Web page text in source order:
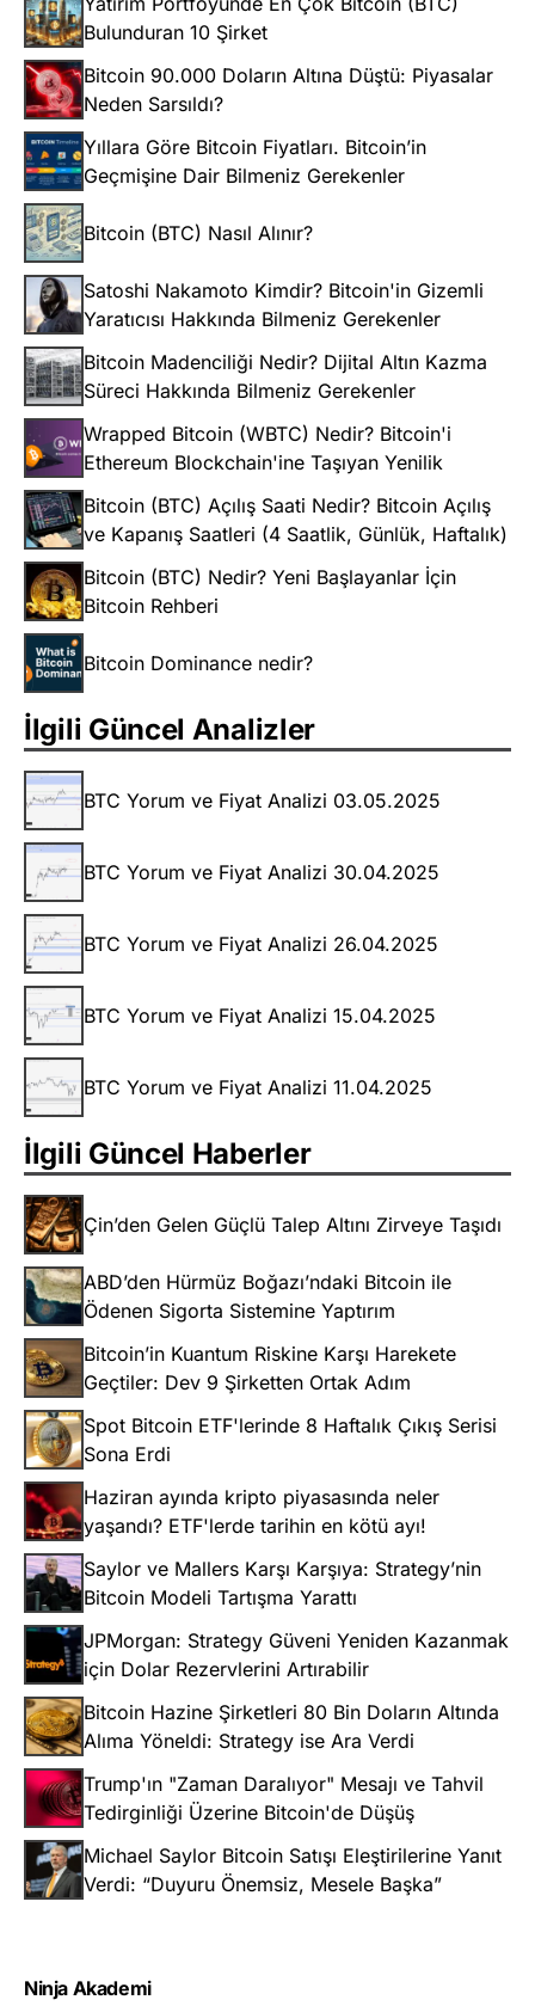
Bulunduran 10 Şirket
Bitcoin 90.000 Doların Altına Düştü: Piyasalar
Neden Sarsıldı?
Yıllara Göre Bitcoin Fiyatları. Bitcoin’in
Geçmişine Dair Bilmeniz Gerekenler
Bitcoin (BTC) Nasıl Alınır?
Satoshi Nakamoto Kimdir? Bitcoin'in Gizemli
Yaratıcısı Hakkında Bilmeniz Gerekenler
Bitcoin Madenciliği Nedir? Dijital Altın Kazma
Süreci Hakkında Bilmeniz Gerekenler
Wrapped Bitcoin (WBTC) Nedir? Bitcoin'i
Ethereum Blockchain'ine Taşıyan Yenilik
Bitcoin (BTC) Açılış Saati Nedir? Bitcoin Açılış
ve Kapanış Saatleri (4 Saatlik, Günlük, Haftalık)
Bitcoin (BTC) Nedir? Yeni Başlayanlar İçin
Bitcoin Rehberi
Bitcoin Dominance nedir?
İlgili Güncel Analizler
BTC Yorum ve Fiyat Analizi 03.05.2025
BTC Yorum ve Fiyat Analizi 30.04.2025
BTC Yorum ve Fiyat Analizi 26.04.2025
BTC Yorum ve Fiyat Analizi 15.04.2025
BTC Yorum ve Fiyat Analizi 11.04.2025
İlgili Güncel Haberler
Çin’den Gelen Güçlü Talep Altını Zirveye Taşıdı
ABD’den Hürmüz Boğazı’ndaki Bitcoin ile
Ödenen Sigorta Sistemine Yaptırım
Bitcoin’in Kuantum Riskine Karşı Harekete
Geçtiler: Dev 9 Şirketten Ortak Adım
Spot Bitcoin ETF'lerinde 8 Haftalık Çıkış Serisi
Sona Erdi
Haziran ayında kripto piyasasında neler
yaşandı? ETF'lerde tarihin en kötü ayı!
Saylor ve Mallers Karşı Karşıya: Strategy’nin
Bitcoin Modeli Tartışma Yarattı
JPMorgan: Strategy Güveni Yeniden Kazanmak
için Dolar Rezervlerini Artırabilir
Bitcoin Hazine Şirketleri 80 Bin Doların Altında
Alıma Yöneldi: Strategy ise Ara Verdi
Trump'ın "Zaman Daralıyor" Mesajı ve Tahvil
Tedirginliği Üzerine Bitcoin'de Düşüş
Michael Saylor Bitcoin Satışı Eleştirilerine Yanıt
Verdi: “Duyuru Önemsiz, Mesele Başka”
Ninja Akademi